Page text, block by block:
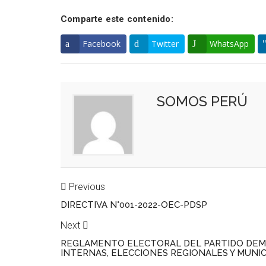
Comparte este contenido:
Facebook Twitter WhatsApp
SOMOS PERÚ
Previous
DIRECTIVA N°001-2022-OEC-PDSP
Next
REGLAMENTO ELECTORAL DEL PARTIDO
INTERNAS, ELECCIONES REGIONALES Y